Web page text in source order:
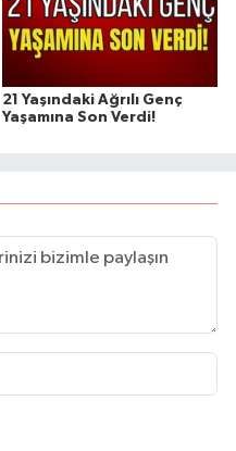
21 Yaşındaki Ağrılı Genç
Yaşamına Son Verdi!